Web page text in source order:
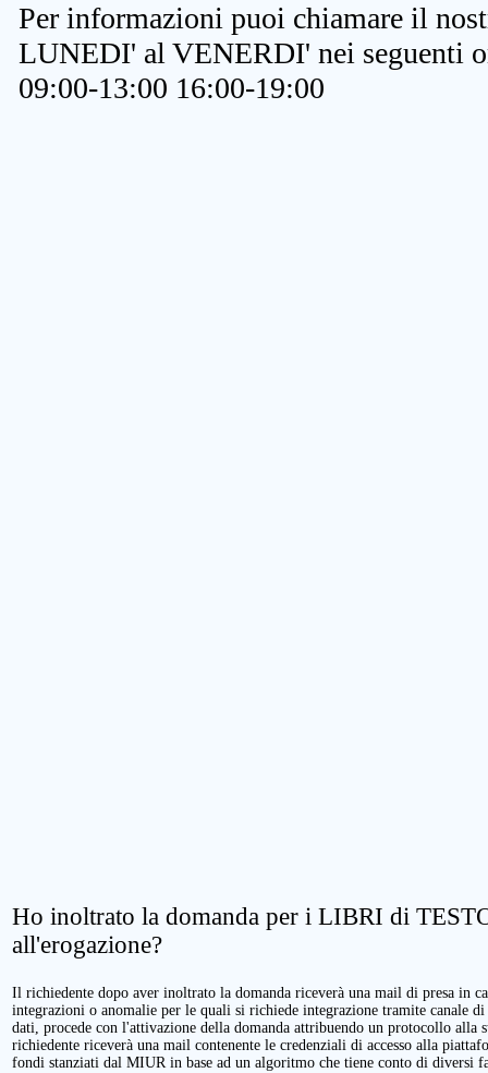
Per informazioni puoi chiamare il
LUNEDI' al VENERDI' nei seguenti
09:00-13:00 16:00-19:00
Ho inoltrato la domanda per i LIBRI di
all'erogazione?
Il richiedente dopo aver inoltrato la domanda riceverà una mail di presa in
integrazioni o anomalie per le quali si richiede integrazione tramite canale
dati, procede con l'attivazione della domanda attribuendo un protocollo alla
richiedente riceverà una mail contenente le credenziali di accesso alla
fondi stanziati dal MIUR in base ad un algoritmo che tiene conto di diversi